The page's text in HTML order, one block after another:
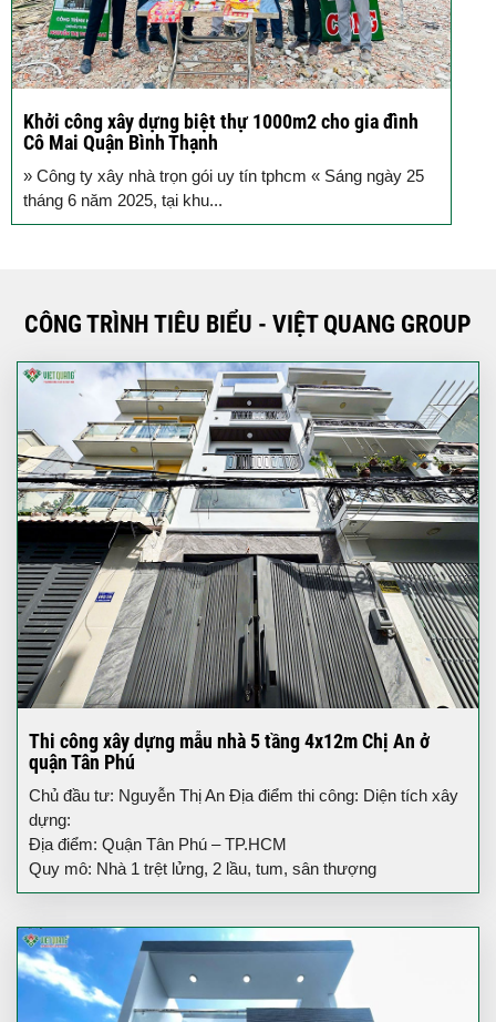
Khởi công xây dựng biệt thự 1000m2 cho gia đình
Cô Mai Quận Bình Thạnh
» Công ty xây nhà trọn gói uy tín tphcm « Sáng ngày 25
tháng 6 năm 2025, tại khu...
CÔNG TRÌNH TIÊU BIỂU - VIỆT QUANG GROUP
Thi công xây dựng mẫu nhà 5 tầng 4x12m Chị An ở
quận Tân Phú
Chủ đầu tư: Nguyễn Thị An Địa điểm thi công: Diện tích xây
dựng:
Địa điểm: Quận Tân Phú – TP.HCM
Quy mô: Nhà 1 trệt lửng, 2 lầu, tum, sân thượng